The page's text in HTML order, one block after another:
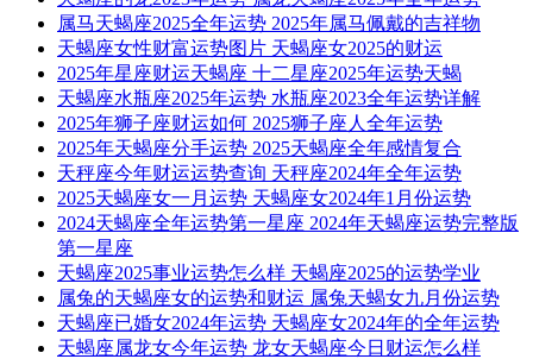
属马天蝎座2025全年运势 2025年属马佩戴的吉祥物
天蝎座女性财富运势图片 天蝎座女2025的财运
2025年星座财运天蝎座 十二星座2025年运势天蝎
天蝎座水瓶座2025年运势 水瓶座2023全年运势详解
2025年狮子座财运如何 2025狮子座人全年运势
2025年天蝎座分手运势 2025天蝎座全年感情复合
天秤座今年财运运势查询 天秤座2024年全年运势
2025天蝎座女一月运势 天蝎座女2024年1月份运势
2024天蝎座全年运势第一星座 2024年天蝎座运势完整版
第一星座
天蝎座2025事业运势怎么样 天蝎座2025的运势学业
属兔的天蝎座女的运势和财运 属兔天蝎女九月份运势
天蝎座已婚女2024年运势 天蝎座女2024年的全年运势
天蝎座属龙女今年运势 龙女天蝎座今日财运怎么样